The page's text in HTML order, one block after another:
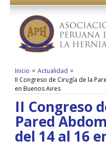
Inicio » Actualidad »
II Congreso de Cirugía de la
en Buenos Aires
II Congreso
Pared
del 14 al 16